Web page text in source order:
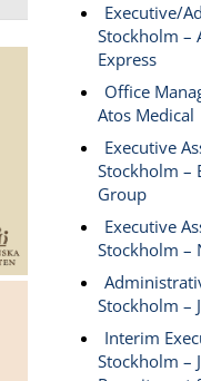
Executive/
Stockholm –
Express
Office
Atos Medical
Executive
Stockholm –
Group
Executive
Stockholm –
Stockholm –
Interim
Stockholm –